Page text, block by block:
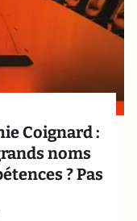
Coignard :
noms
? Pas